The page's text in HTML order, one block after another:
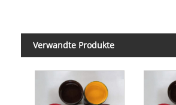
Verwandte Produkte